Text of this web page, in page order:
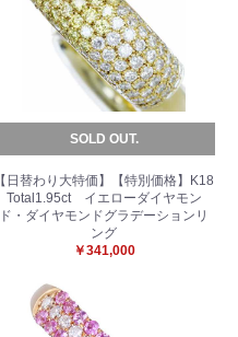
SOLD OUT.
【日替わり大特価】【特別価格】K18
Total1.95ct イエローダイヤモン
ド・ダイヤモンドグラデーションリ
ング
￥341,000